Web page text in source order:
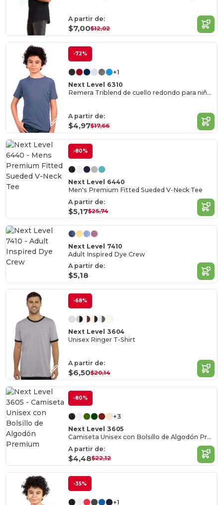
A partir de:
$7,00$12,02
-72%
+1
Next Level 6310
Remera Triblend de cuello redondo para niños
A partir de:
$4,97$17,66
-80%
Next Level 6440
Men's Premium Fitted Sueded V-Neck Tee
A partir de:
$5,17$25,74
Next Level 7410
Adult Inspired Dye Crew
A partir de:
$5,18
-68%
Next Level 3604
Unisex Ringer T-Shirt
A partir de:
$6,50$20,14
-80%
+3
Next Level 3605
Camiseta Unisex con Bolsillo de Algodón Premium
A partir de:
$4,48$22,12
-35%
+1